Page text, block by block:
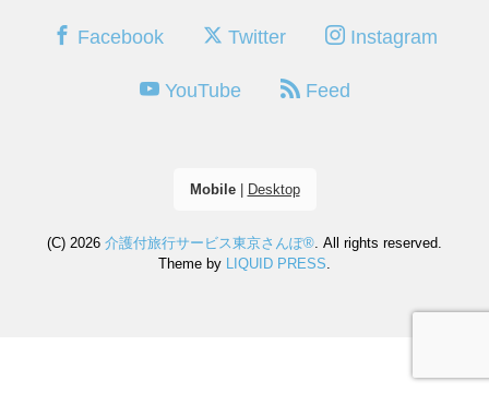
Facebook Twitter Instagram
YouTube Feed
Mobile| Desktop
(C) 2026 介護付旅行サービス東京さんぽ®. All rights reserved.
Theme by LIQUID PRESS.